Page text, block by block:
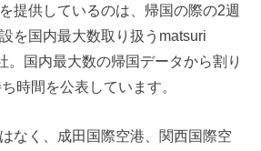
提供しているのは、帰国の際の2週
を国内最大数取り扱うmatsuri
。国内最大数の帰国データから割り
時間を公表しています。
なく、成田国際空港、関西国際空